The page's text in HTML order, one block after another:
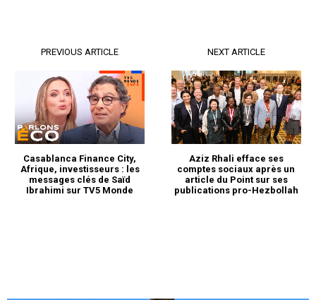
S'ABONNER MAINTENANT
PREVIOUS ARTICLE
Casablanca Finance City,
Afrique, investisseurs : les
messages clés de Saïd
Ibrahimi sur TV5 Monde
NEXT ARTICLE
Aziz Rhali efface ses
comptes sociaux après un
article du Point sur ses
publications pro-Hezbollah